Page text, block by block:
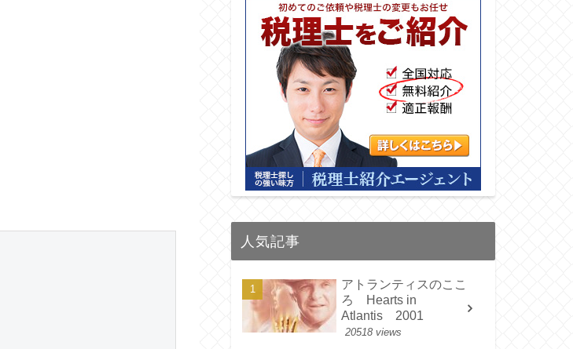
人気記事
アトランティスのここ
ろ Hearts in
Atlantis 2001
20518 views